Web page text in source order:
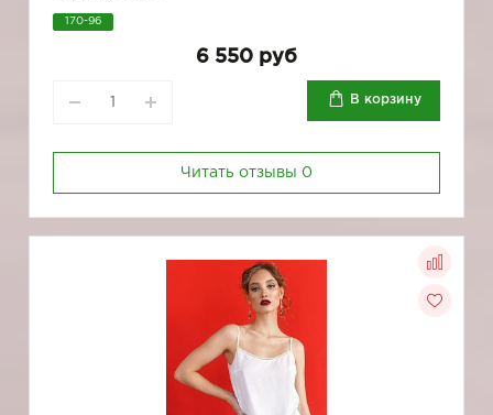
170-96
6 550 руб
В корзину
Читать отзывы 0